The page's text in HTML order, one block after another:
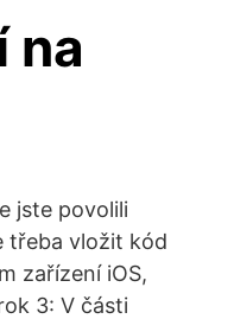
na
jste povolili
třeba vložit kód
zařízení iOS,
3: V části